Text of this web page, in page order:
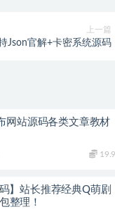
上一篇
Json官解+卡密系统源码
网站源码各类文章教材
19.9
】站长推荐经典Q萌剧
整理！